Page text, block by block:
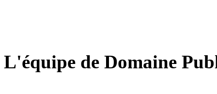
L'équipe de Domaine